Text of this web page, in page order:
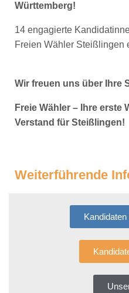
Württemberg!
14 engagierte
Freien Wähler Steißlingen
Wir freuen uns über Ihre
Freie Wähler – Ihre erste
Verstand für Steißlingen!
Weiterführende